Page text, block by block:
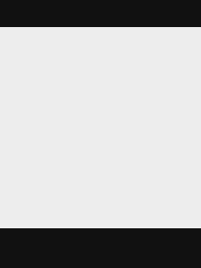
Продаётся старинный